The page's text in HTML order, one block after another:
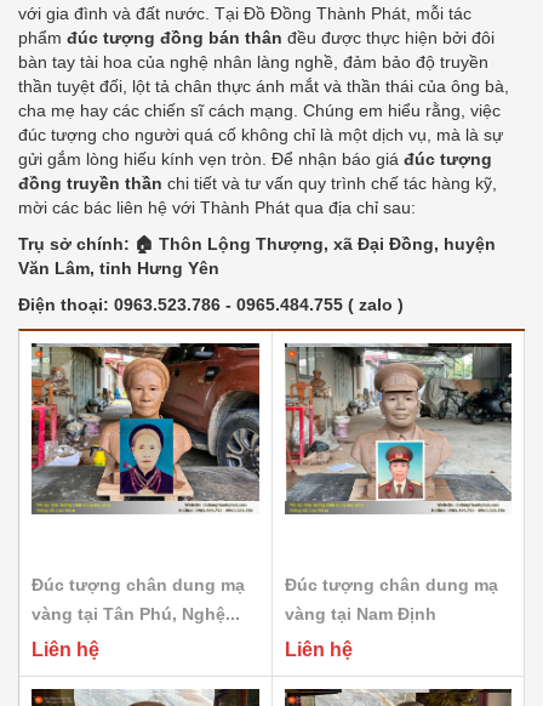
với gia đình và đất nước. Tại Đồ Đồng Thành Phát, mỗi tác
phẩm đúc tượng đồng bán thân đều được thực hiện bởi đôi
bàn tay tài hoa của nghệ nhân làng nghề, đảm bảo độ truyền
thần tuyệt đối, lột tả chân thực ánh mắt và thần thái của ông bà,
cha mẹ hay các chiến sĩ cách mạng. Chúng em hiểu rằng, việc
đúc tượng cho người quá cố không chỉ là một dịch vụ, mà là sự
gửi gắm lòng hiếu kính vẹn tròn. Để nhận báo giá đúc tượng
đồng truyền thần chi tiết và tư vấn quy trình chế tác hàng kỹ,
mời các bác liên hệ với Thành Phát qua địa chỉ sau:
Trụ sở chính: 🏠 Thôn Lộng Thượng, xã Đại Đồng, huyện
Văn Lâm, tỉnh Hưng Yên
Điện thoại: 0963.523.786 - 0965.484.755 ( zalo )
Đúc tượng chân dung mạ
vàng tại Tân Phú, Nghệ...
Liên hệ
Đúc tượng chân dung mạ
vàng tại Nam Định
Liên hệ